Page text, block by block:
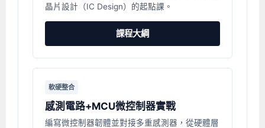
晶片設計（IC Design）的起點課。
課程大綱
軟硬整合
感測電路+MCU微控制器實戰
編寫微控制器韌體並對接多重感測器，從硬體層